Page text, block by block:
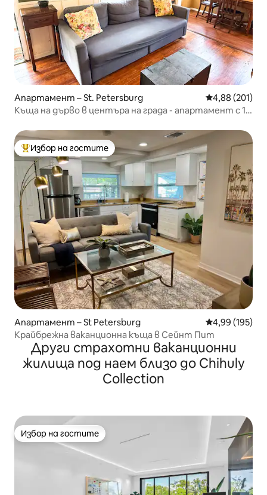
Апартамент – St. Petersburg Средна
4,88 (201)
Къща на дърво в центъра на града - апартамент с 1
Най-популярен избор на гостите
Избор на гостите
Апартамент – St Petersburg Средна
4,99 (195)
Крайбрежна ваканционна къща в Сейнт Пит
Други страхотни ваканционни
жилища под наем близо до Chihuly
Collection
Избор на гостите
Избор на гостите